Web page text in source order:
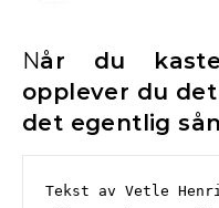
Når du kaster kron og mynt,
opplever du
det egentlig
Tekst av Vetle